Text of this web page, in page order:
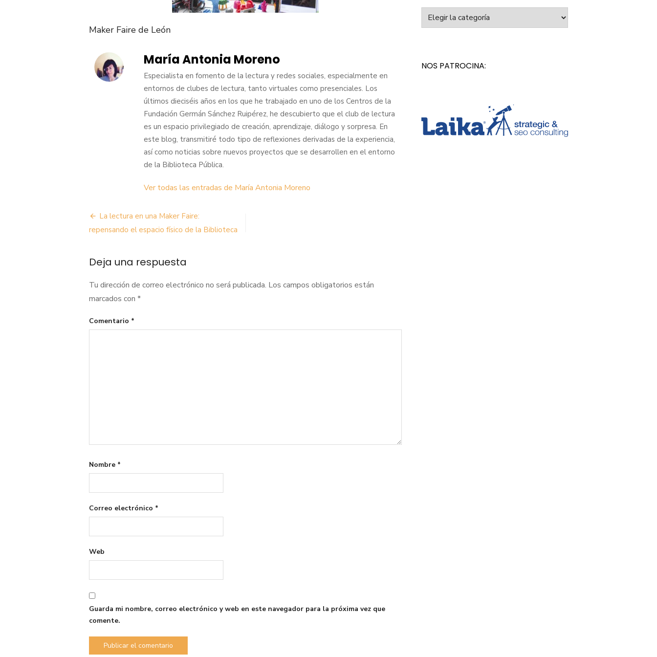
Maker Faire de León
María Antonia Moreno
Especialista en fomento de la lectura y redes sociales, especialmente en
entornos de clubes de lectura, tanto virtuales como presenciales. Los
últimos dieciséis años en los que he trabajado en uno de los Centros de la
Fundación Germán Sánchez Ruipérez, he descubierto que el club de lectura
es un espacio privilegiado de creación, aprendizaje, diálogo y sorpresa. En
este blog, transmitiré todo tipo de reflexiones derivadas de la experiencia,
así como noticias sobre nuevos proyectos que se desarrollen en el entorno
de la Biblioteca Pública.
Ver todas las entradas de María Antonia Moreno
Navegación
de
La lectura en una Maker Faire:
repensando el espacio físico de la Biblioteca
Deja una respuesta
Tu dirección de correo electrónico no será publicada. Los campos obligatorios están
marcados con *
Comentario *
Nombre *
Correo electrónico *
Web
Guarda mi nombre, correo electrónico y web en este navegador para la próxima vez que
comente.
NOS PATROCINA: